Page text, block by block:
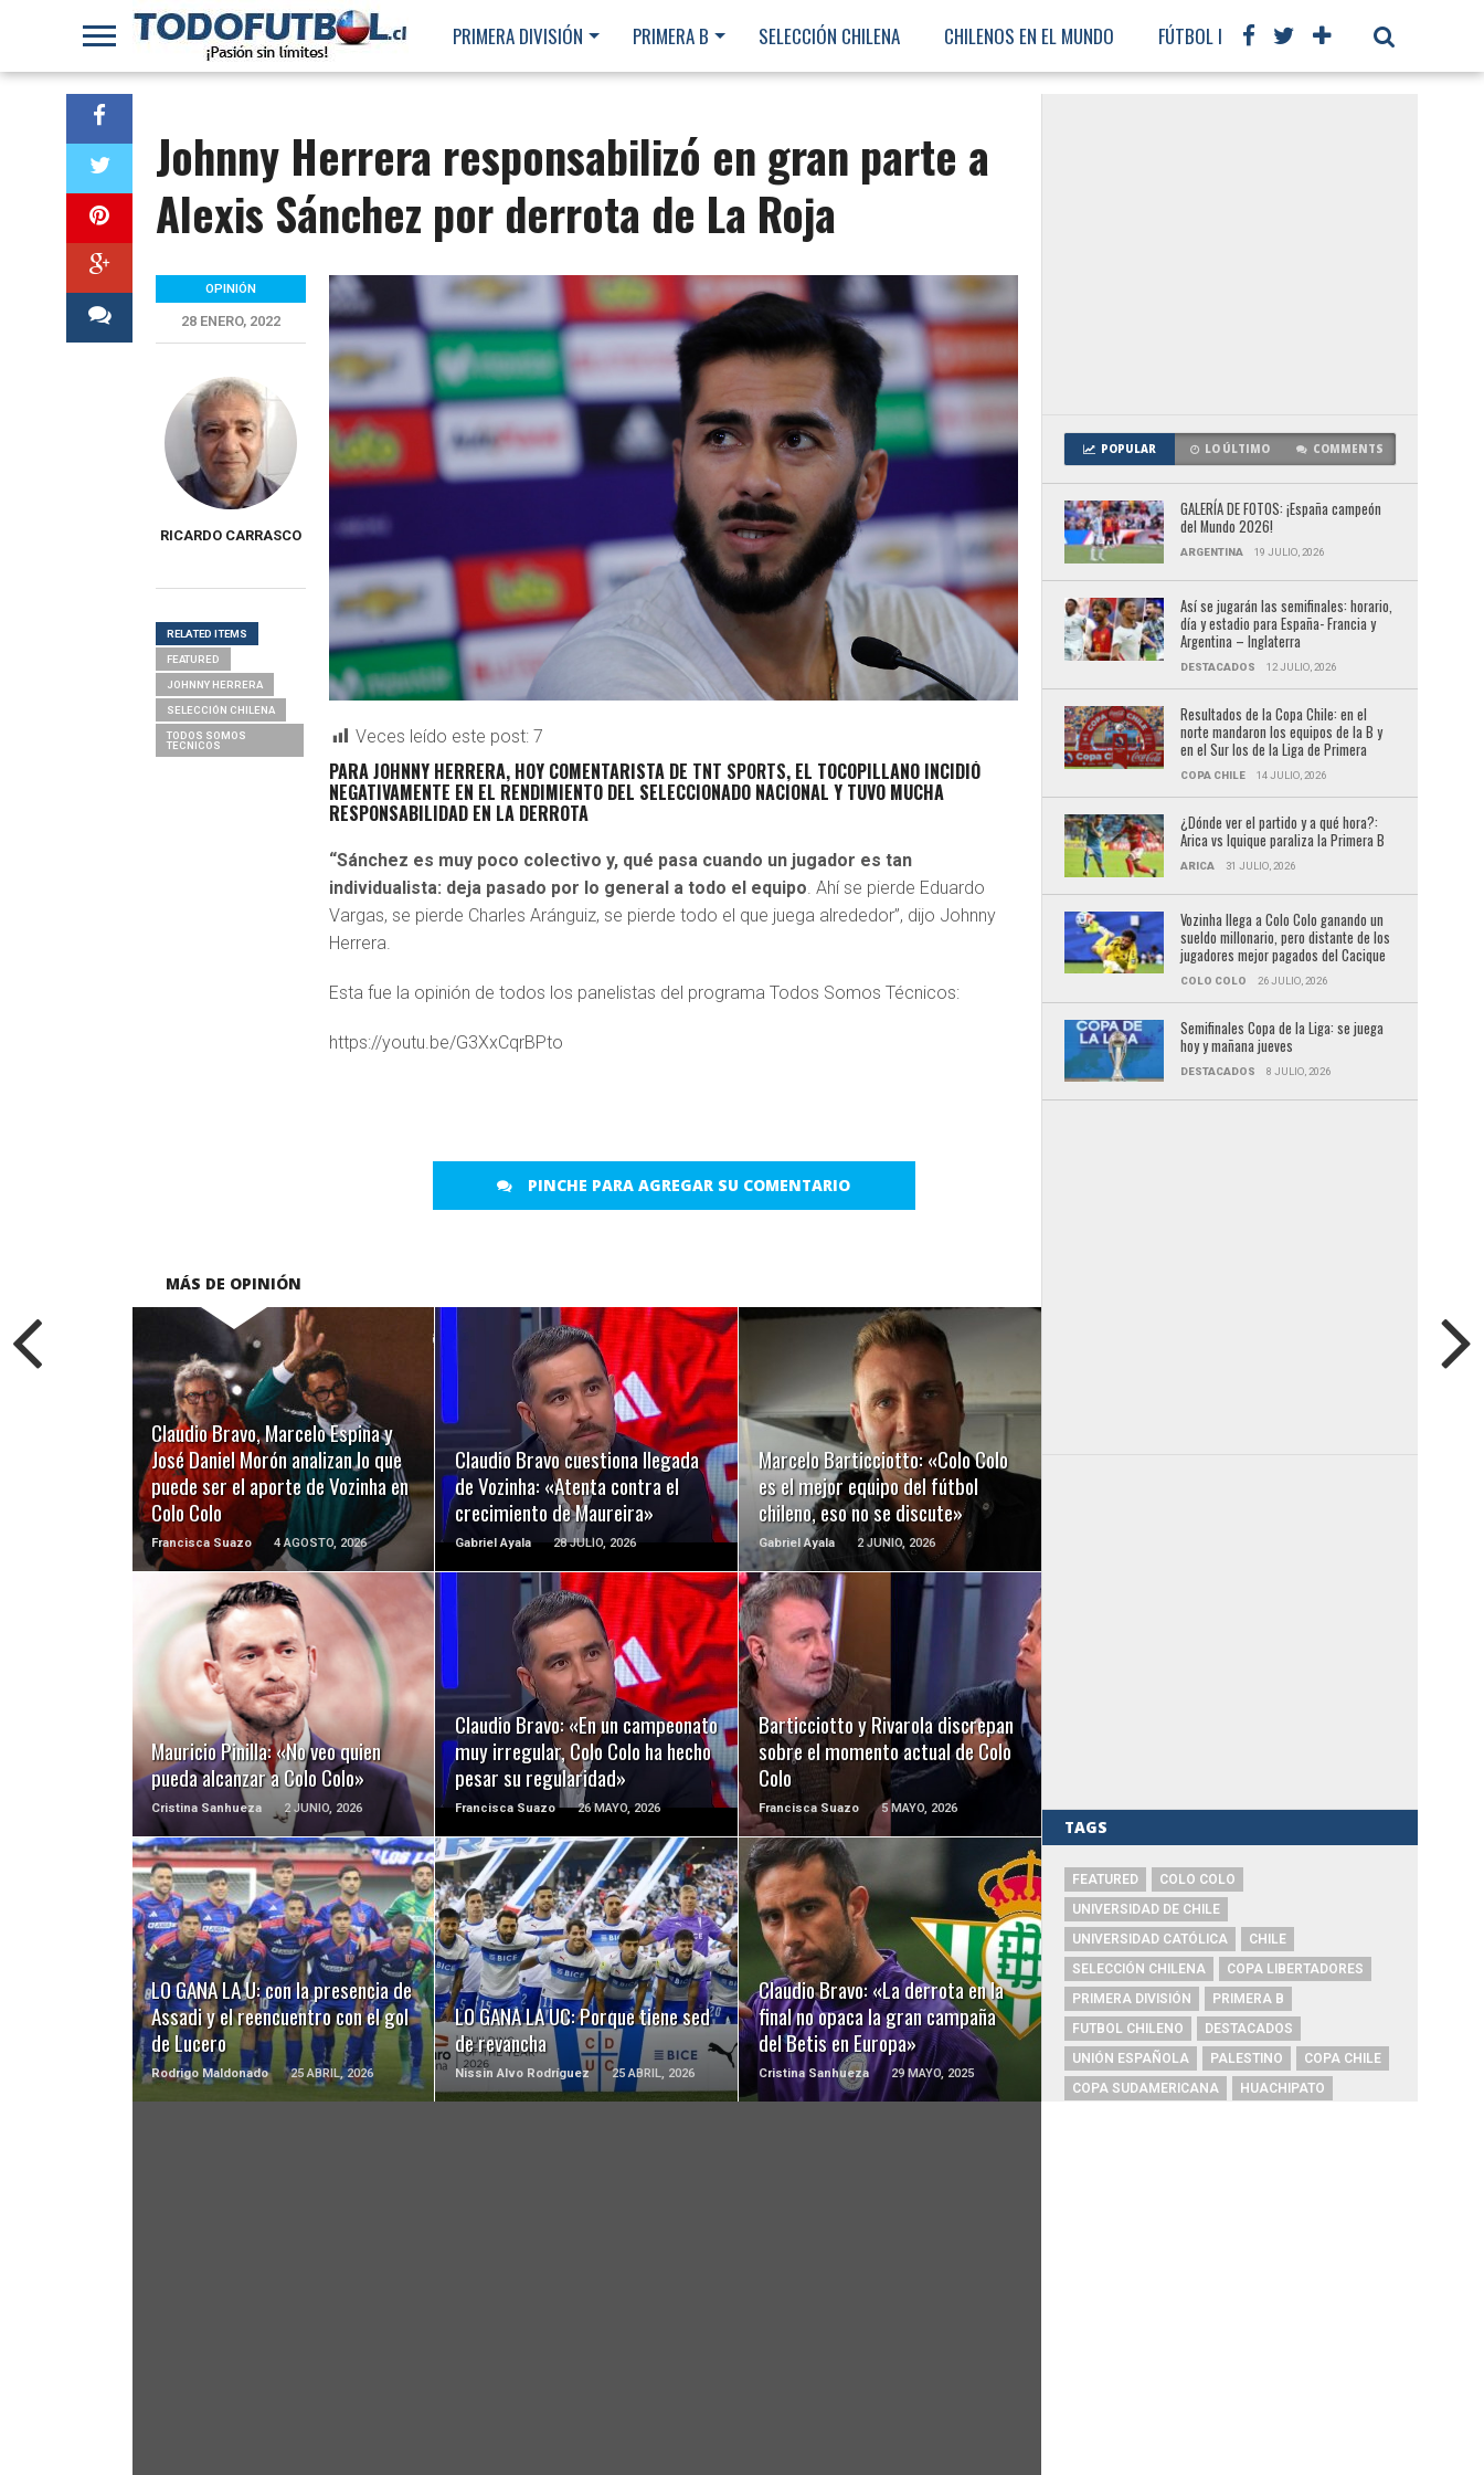
PRIMERA DIVISIÓN PRIMERA B SELECCIÓN CHILENA CHILENOS EN EL MUNDO FÚTBOL INTERNACIONAL
Johnny Herrera responsabilizó en gran parte a
Alexis Sánchez por derrota de La Roja
Veces leído este post: 7
PARAJOHNNY HERRERA, HOY COMENTARISTA DE TNT SPORTS, EL TOCOPILLANO INCIDIÓ
NEGATIVAMENTE EN EL RENDIMIENTO DEL SELECCIONADO NACIONAL Y TUVO MUCHA
RESPONSABILIDAD EN LA DERROTA
“Sánchez es muy poco colectivo y, qué pasa cuando un jugador es tan
individualista: deja pasado por lo general a todo el equipo. Ahí se pierde Eduardo
Vargas, se pierde Charles Aránguiz, se pierde todo el que juega alrededor”, dijo Johnny
Herrera.
Esta fue la opinión de todos los panelistas del programa Todos Somos Técnicos:
https://youtu.be/G3XxCqrBPto
PINCHE PARA AGREGAR SU COMENTARIO
OPINIÓN
28 ENERO, 2022
RICARDO CARRASCO
RELATED ITEMS
FEATURED
JOHNNY HERRERA
SELECCIÓN CHILENA
TODOS SOMOS
TECNICOS
MÁS DE OPINIÓN
Claudio Bravo, Marcelo Espina y
José Daniel Morón analizan lo que
puede ser el aporte de Vozinha en
Colo Colo
Francisca Suazo 4 AGOSTO, 2026
LEER MÁS
Claudio Bravo cuestiona llegada
de Vozinha: «Atenta contra el
crecimiento de Maureira»
Gabriel Ayala 28 JULIO, 2026
LEER MÁS
Marcelo Barticciotto: «Colo Colo
es el mejor equipo del fútbol
chileno, eso no se discute»
Gabriel Ayala 2 JUNIO, 2026
LEER MÁS
Mauricio Pinilla: «No veo quien
pueda alcanzar a Colo Colo»
Cristina Sanhueza 2 JUNIO, 2026
LEER MÁS
Claudio Bravo: «En un campeonato
muy irregular, Colo Colo ha hecho
pesar su regularidad»
Francisca Suazo 26 MAYO, 2026
LEER MÁS
Barticciotto y Rivarola discrepan
sobre el momento actual de Colo
Colo
Francisca Suazo 5 MAYO, 2026
LEER MÁS
LO GANA LA U: con la presencia de
Assadi y el reencuentro con el gol
de Lucero
Rodrigo Maldonado 25 ABRIL, 2026
LEER MÁS
LO GANA LA UC: Porque tiene sed
de revancha
Nissin Alvo Rodríguez 25 ABRIL, 2026
LEER MÁS
Claudio Bravo: «La derrota en la
final no opaca la gran campaña
del Betis en Europa»
Cristina Sanhueza 29 MAYO, 2025
LEER MÁS
POPULAR LO ÚLTIMO COMMENTS
GALERÍA DE FOTOS: ¡España campeón
del Mundo 2026!
ARGENTINA 19 JULIO, 2026
Así se jugarán las semifinales: horario,
día y estadio para España- Francia y
Argentina – Inglaterra
DESTACADOS 12 JULIO, 2026
Resultados de la Copa Chile: en el
norte mandaron los equipos de la B y
en el Sur los de la Liga de Primera
COPA CHILE 14 JULIO, 2026
¿Dónde ver el partido y a qué hora?:
Arica vs Iquique paraliza la Primera B
ARICA 31 JULIO, 2026
Vozinha llega a Colo Colo ganando un
sueldo millonario, pero distante de los
jugadores mejor pagados del Cacique
COLO COLO 26 JULIO, 2026
Semifinales Copa de la Liga: se juega
hoy y mañana jueves
DESTACADOS 8 JULIO, 2026
TAGS
FEATURED
COLO COLO
UNIVERSIDAD DE CHILE
UNIVERSIDAD CATÓLICA
CHILE
SELECCIÓN CHILENA
COPA LIBERTADORES
PRIMERA DIVISIÓN
PRIMERA B
FUTBOL CHILENO
DESTACADOS
UNIÓN ESPAÑOLA
PALESTINO
COPA CHILE
COPA SUDAMERICANA
HUACHIPATO